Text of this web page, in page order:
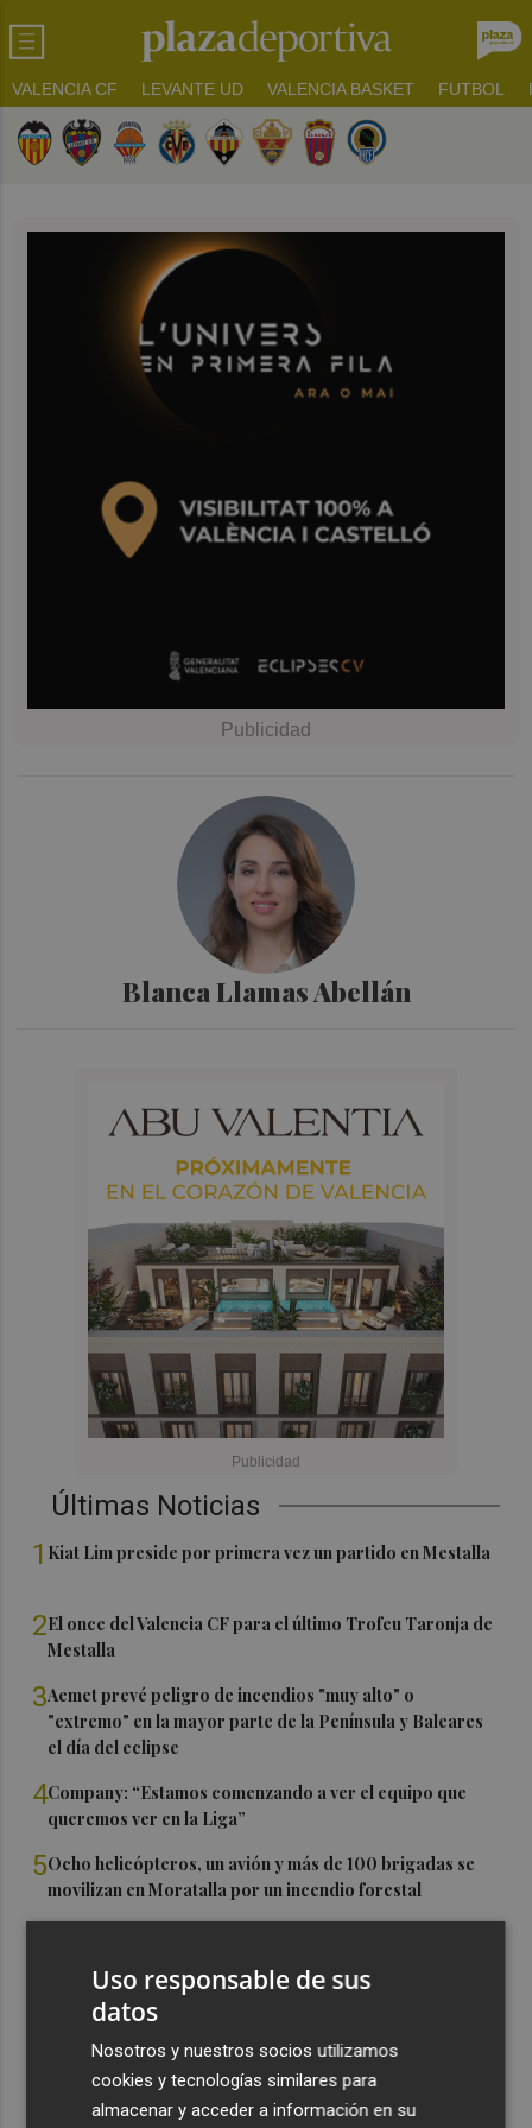
VALENCIA CF LEVANTE UD VALENCIA BASKET FUTBOL
Blanca Llamas Abellán
Últimas Noticias
1 Kiat Lim preside por primera vez un partido en Mestalla
2El once del Valencia CF para el último Trofeu Taronja de
Mestalla
3Aemet prevé peligro de incendios "muy alto" o
"extremo" en la mayor parte de la Península y Baleares
el día del eclipse
4Company: “Estamos comenzando a ver el equipo que
queremos ver en la Liga”
5Ocho helicópteros, un avión y más de 100 brigadas se
movilizan en Moratalla por un incendio forestal
Uso responsable de sus
datos
Nosotros y nuestros socios utilizamos
cookies y tecnologías similares para
almacenar y acceder a información en su